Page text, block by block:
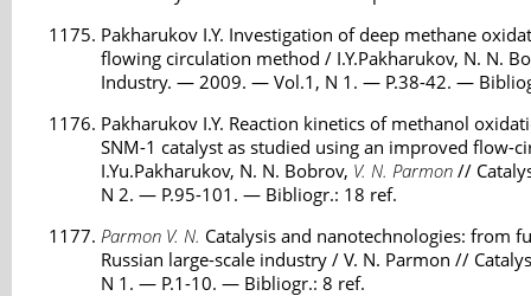
Pakharukov I.Y. Investigation of deep methane
flowing circulation method / I.Y.Pakharukov, N. N.
Industry. — 2009. — Vol.1, N 1. — P.38-42. —
Pakharukov I.Y. Reaction kinetics of methanol
SNM-1 catalyst as studied using an improved flow-
I.Yu.Pakharukov, N. N. Bobrov, V. N. Parmon //
N 2. — P.95-101. — Bibliogr.: 18 ref.
Parmon V. N. Catalysis and nanotechnologies: from
Russian large-scale industry / V. N. Parmon //
N 1. — P.1-10. — Bibliogr.: 8 ref.